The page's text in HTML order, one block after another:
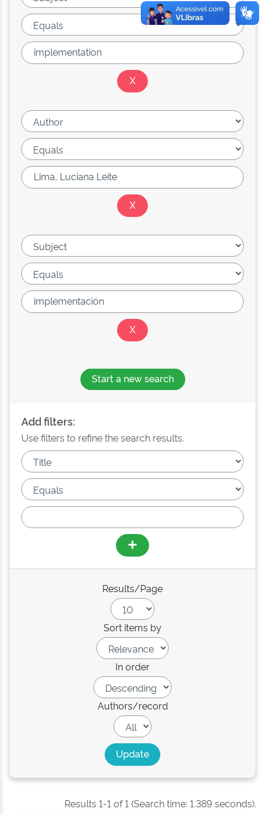
Start a new search
Add filters:
Use filters to refine the search results.
Results/Page
Sort items by
In order
Authors/record
Results 1-1 of 1 (Search time: 1.389 seconds).